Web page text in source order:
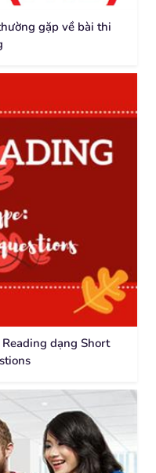
gặp về bài thi